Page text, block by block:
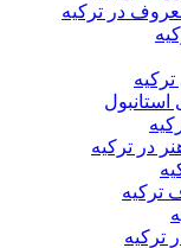
در ترکیه
استانبول
در ترکیه
ترکیه
ترکیه